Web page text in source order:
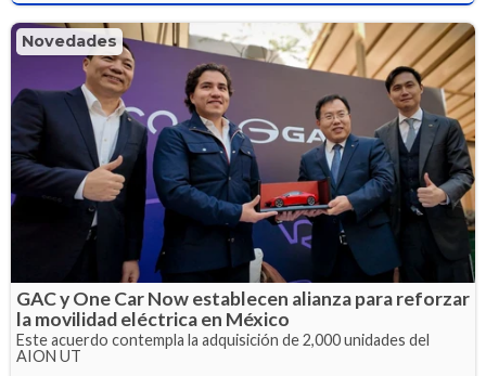
Novedades
GAC y One Car Now establecen alianza para reforzar
la movilidad eléctrica en México
Este acuerdo contempla la adquisición de 2,000 unidades del
AION UT